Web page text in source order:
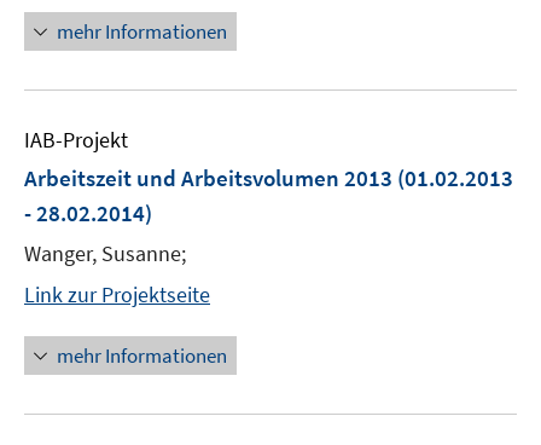
mehr Informationen
IAB-Projekt
Arbeitszeit und Arbeitsvolumen 2013 (01.02.2013
- 28.02.2014)
Wanger, Susanne;
Link zur Projektseite
mehr Informationen